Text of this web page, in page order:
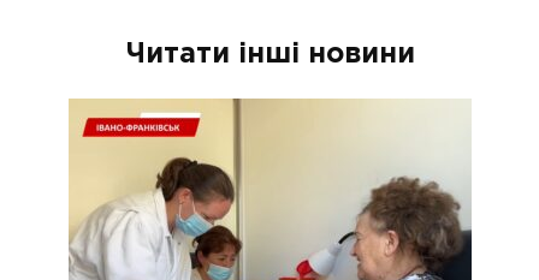
Читати інші новини